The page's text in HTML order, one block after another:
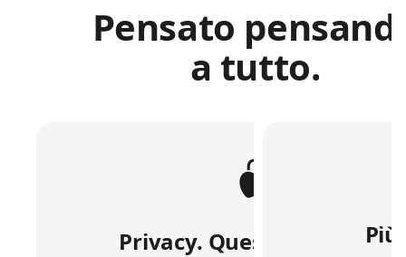
Pensato
a tutto.
Privacy. Questo è iPhone.